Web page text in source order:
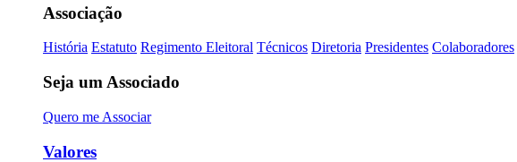
Associação
História Estatuto Regimento Eleitoral Técnicos Diretoria Presidentes Colaboradores
Seja um Associado
Quero me Associar
Valores